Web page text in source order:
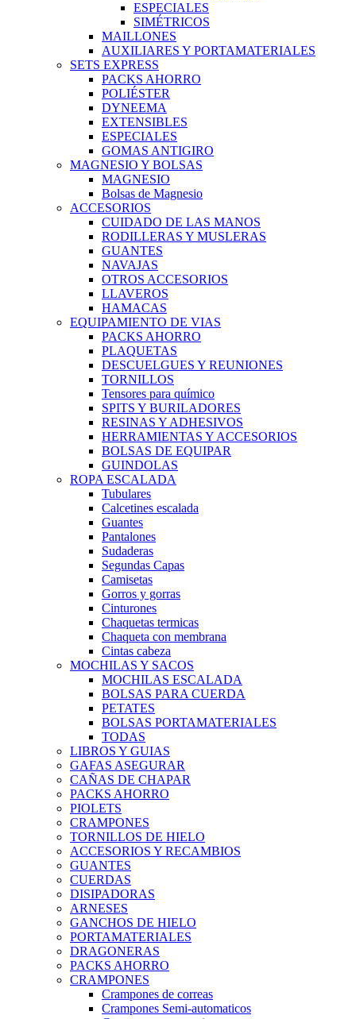
ESPECIALES
SIMÉTRICOS
MAILLONES
AUXILIARES Y PORTAMATERIALES
SETS EXPRESS
PACKS AHORRO
POLIÉSTER
DYNEEMA
EXTENSIBLES
ESPECIALES
GOMAS ANTIGIRO
MAGNESIO Y BOLSAS
MAGNESIO
Bolsas de Magnesio
ACCESORIOS
CUIDADO DE LAS MANOS
RODILLERAS Y MUSLERAS
GUANTES
NAVAJAS
OTROS ACCESORIOS
LLAVEROS
HAMACAS
EQUIPAMIENTO DE VIAS
PACKS AHORRO
PLAQUETAS
DESCUELGUES Y REUNIONES
TORNILLOS
Tensores para químico
SPITS Y BURILADORES
RESINAS Y ADHESIVOS
HERRAMIENTAS Y ACCESORIOS
BOLSAS DE EQUIPAR
GUINDOLAS
ROPA ESCALADA
Tubulares
Calcetines escalada
Guantes
Pantalones
Sudaderas
Segundas Capas
Camisetas
Gorros y gorras
Cinturones
Chaquetas termicas
Chaqueta con membrana
Cintas cabeza
MOCHILAS Y SACOS
MOCHILAS ESCALADA
BOLSAS PARA CUERDA
PETATES
BOLSAS PORTAMATERIALES
TODAS
LIBROS Y GUIAS
GAFAS ASEGURAR
CAÑAS DE CHAPAR
PACKS AHORRO
PIOLETS
CRAMPONES
TORNILLOS DE HIELO
ACCESORIOS Y RECAMBIOS
GUANTES
CUERDAS
DISIPADORAS
ARNESES
GANCHOS DE HIELO
PORTAMATERIALES
DRAGONERAS
PACKS AHORRO
CRAMPONES
Crampones de correas
Crampones Semi-automaticos